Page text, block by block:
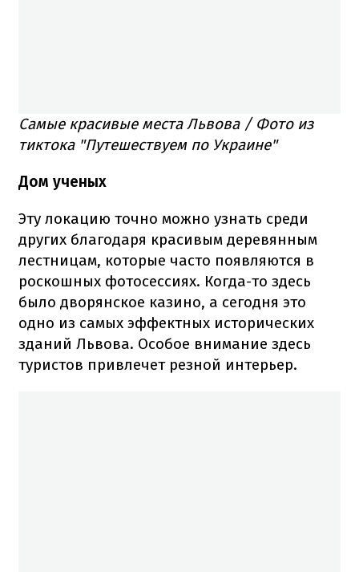
Самые красивые места Львова / Фото из
тиктока "Путешествуем по Украине"
Дом ученых
Эту локацию точно можно узнать среди
других благодаря красивым деревянным
лестницам, которые часто появляются в
роскошных фотосессиях. Когда-то здесь
было дворянское казино, а сегодня это
одно из самых эффектных исторических
зданий Львова. Особое внимание здесь
туристов привлечет резной интерьер.